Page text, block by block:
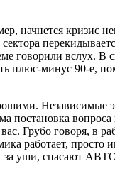
начнется кризис
вслух. В
плюс-минус 90-е,
Независимые
постановка
Грубо говоря, в
работает, просто
за уши, спасают